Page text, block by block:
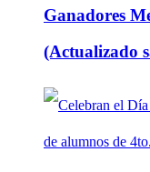
Ganadores
(Actualizado